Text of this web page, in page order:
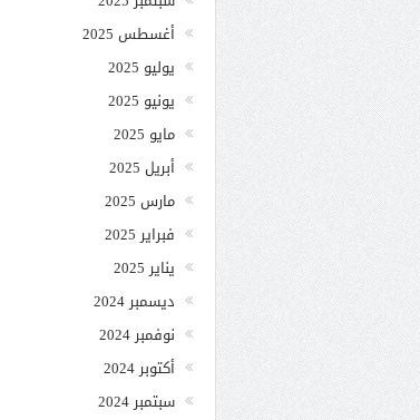
أغسطس 2025
يوليو 2025
يونيو 2025
مايو 2025
أبريل 2025
مارس 2025
فبراير 2025
يناير 2025
ديسمبر 2024
نوفمبر 2024
أكتوبر 2024
سبتمبر 2024